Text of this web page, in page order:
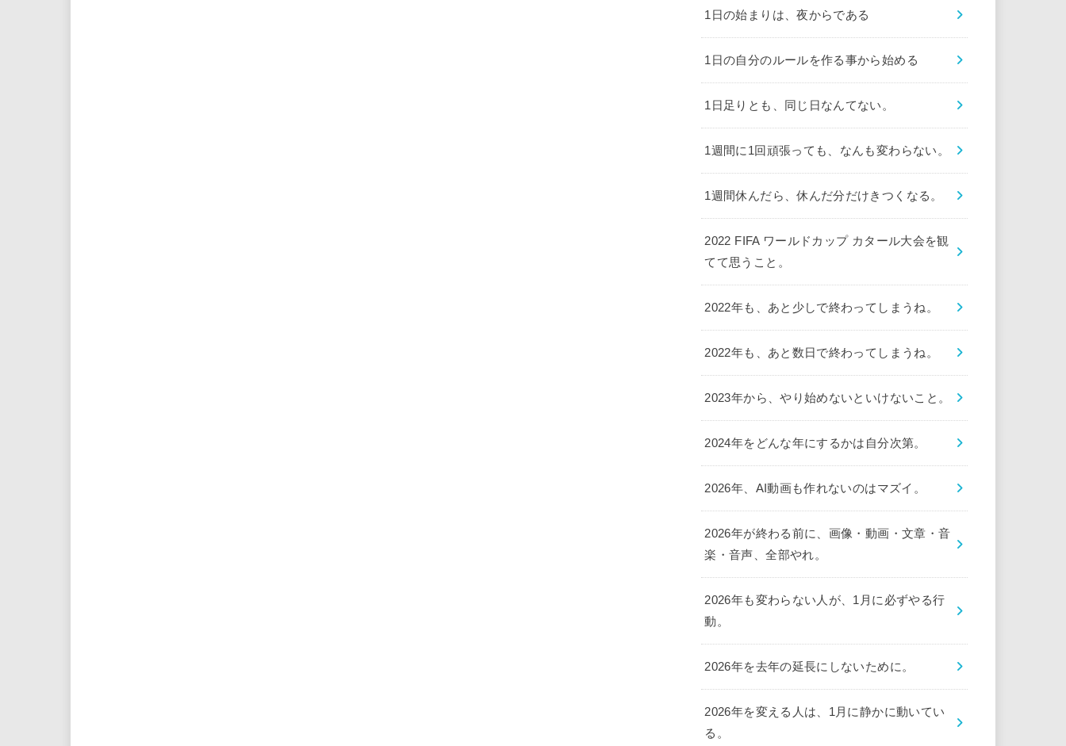
1日の始まりは、夜からである
1日の自分のルールを作る事から始める
1日足りとも、同じ日なんてない。
1週間に1回頑張っても、なんも変わらない。
1週間休んだら、休んだ分だけきつくなる。
2022 FIFA ワールドカップ カタール大会を観
てて思うこと。
2022年も、あと少しで終わってしまうね。
2022年も、あと数日で終わってしまうね。
2023年から、やり始めないといけないこと。
2024年をどんな年にするかは自分次第。
2026年、AI動画も作れないのはマズイ。
2026年が終わる前に、画像・動画・文章・音
楽・音声、全部やれ。
2026年も変わらない人が、1月に必ずやる行
動。
2026年を去年の延長にしないために。
2026年を変える人は、1月に静かに動いてい
る。